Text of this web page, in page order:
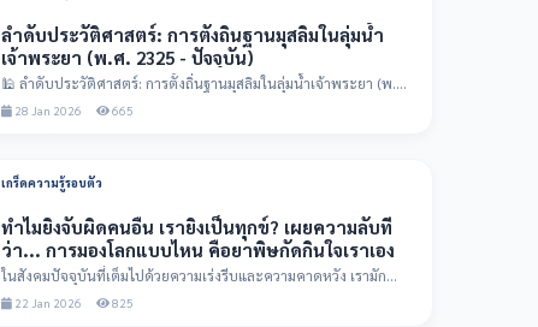
ลำดับประวัติศาสตร์: การตั้งถิ่นฐานมุสลิมในลุ่มน้ำ
เจ้าพระยา (พ.ศ. 2325 - ปัจจุบัน)
🕌 ลำดับประวัติศาสตร์: การตั้งถิ่นฐานมุสลิมในลุ่มน้ำเจ้าพระยา (พ.ศ.
2325 - ปัจจุบ...
28 Jan 2026 665
เกร็ดความรู้รอบตัว
ทำไมยิ่งจับผิดคนอื่น เรายิ่งเป็นทุกข์? เผยความลับที่
ว่า... การมองโลกแบบไหน คือยาพิษกัดกินใจเราเอง
ในสังคมปัจจุบันที่เต็มไปด้วยความเร่งรีบและความคาดหวัง เรามัก
เผลอใช้สายตาเพื่อ "จ...
22 Jan 2026 825